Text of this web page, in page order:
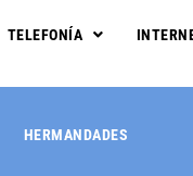
TELEFONÍA
HERMANDADES